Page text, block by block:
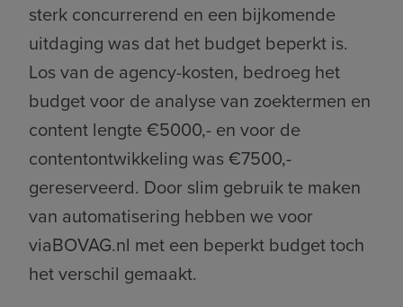
sterk concurrerend en een bijkomende
uitdaging was dat het budget beperkt is.
Los van de agency-kosten, bedroeg het
budget voor de analyse van zoektermen en
content lengte €5000,- en voor de
contentontwikkeling was €7500,-
gereserveerd. Door slim gebruik te maken
van automatisering hebben we voor
viaBOVAG.nl met een beperkt budget toch
het verschil gemaakt.